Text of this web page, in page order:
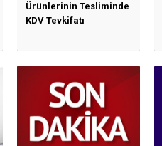
Ürünlerinin Tesliminde
KDV Tevkifatı